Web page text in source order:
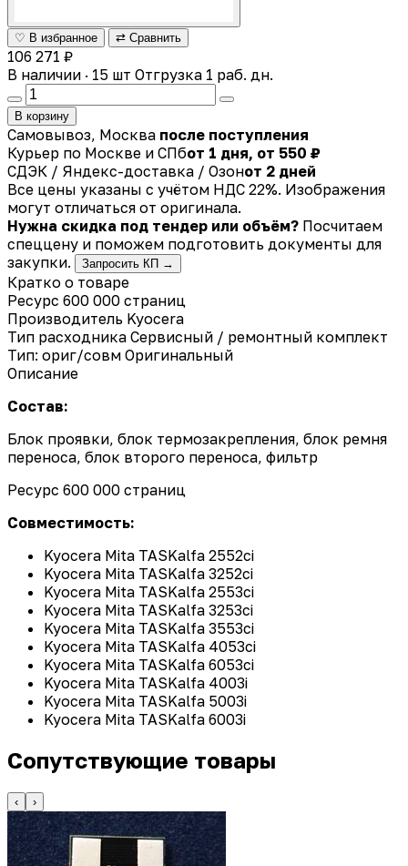
♡ В избранное ⇄ Сравнить
106 271 ₽
В наличии · 15 шт Отгрузка 1 раб. дн.
В корзину
Самовывоз, Москва после поступления
Курьер по Москве и СПбот 1 дня, от 550 ₽
СДЭК / Яндекс-доставка / Озонот 2 дней
Все цены указаны с учётом НДС 22%. Изображения
могут отличаться от оригинала.
Нужна скидка под тендер или объём? Посчитаем
спеццену и поможем подготовить документы для
закупки.
Запросить КП →
Кратко о товаре
Ресурс 600 000 страниц
Производитель Kyocera
Тип расходника Сервисный / ремонтный комплект
Тип: ориг/совм Оригинальный
Описание
Состав:
Блок проявки, блок термозакрепления, блок ремня
переноса, блок второго переноса, фильтр
Ресурс 600 000 страниц
Совместимость:
Kyocera Mita TASKalfa 2552ci
Kyocera Mita TASKalfa 3252ci
Kyocera Mita TASKalfa 2553ci
Kyocera Mita TASKalfa 3253ci
Kyocera Mita TASKalfa 3553ci
Kyocera Mita TASKalfa 4053ci
Kyocera Mita TASKalfa 6053ci
Kyocera Mita TASKalfa 4003i
Kyocera Mita TASKalfa 5003i
Kyocera Mita TASKalfa 6003i
Сопутствующие товары
‹ ›